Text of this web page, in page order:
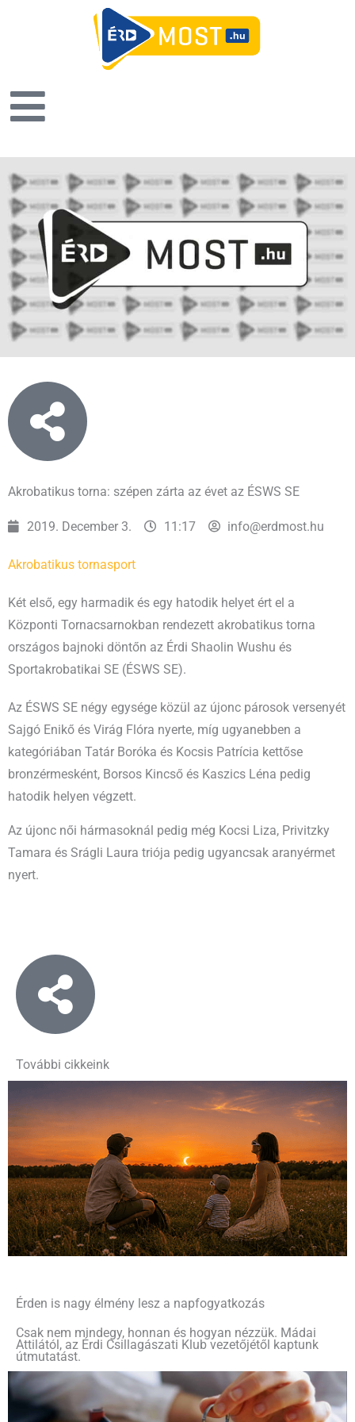
Akrobatikus torna: szépen zárta az évet az ÉSWS SE
2019. December 3. 11:17 info@erdmost.hu
Akrobatikus tornasport
Két első, egy harmadik és egy hatodik helyet ért el a
Központi Tornacsarnokban rendezett akrobatikus torna
országos bajnoki döntőn az Érdi Shaolin Wushu és
Sportakrobatikai SE (ÉSWS SE).
Az ÉSWS SE négy egysége közül az újonc párosok versenyét
Sajgó Enikő és Virág Flóra nyerte, míg ugyanebben a
kategóriában Tatár Boróka és Kocsis Patrícia kettőse
bronzérmesként, Borsos Kincső és Kaszics Léna pedig
hatodik helyen végzett.
Az újonc női hármasoknál pedig még Kocsi Liza, Privitzky
Tamara és Srágli Laura triója pedig ugyancsak aranyérmet
nyert.
További cikkeink
Érden is nagy élmény lesz a napfogyatkozás
Csak nem mindegy, honnan és hogyan nézzük. Mádai
Attilától, az Érdi Csillagászati Klub vezetőjétől kaptunk
útmutatást.